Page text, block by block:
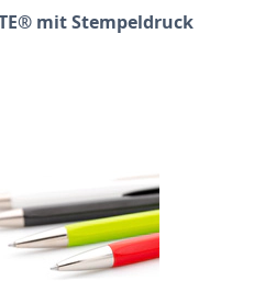
mit Stempeldruck